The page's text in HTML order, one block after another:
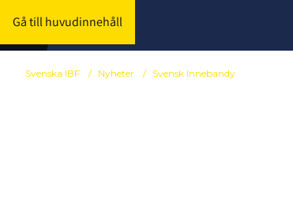
Gå till huvudinnehåll
Svenska IBF / Nyheter / Svensk Innebandy